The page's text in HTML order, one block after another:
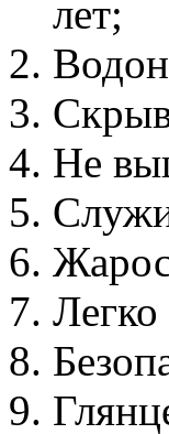
лет;
Не